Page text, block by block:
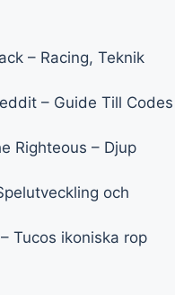
– Racing, Teknik
– Guide Till Codes
Righteous – Djup
och
Tucos ikoniska rop